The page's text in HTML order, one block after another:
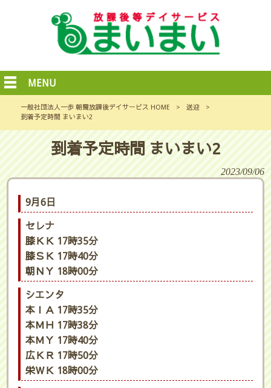
MENU
一般社団法人一歩 朝霞放課後デイサービス HOME > 送迎
>
到着予定時間 まいまい2
到着予定時間 まいまい2
2023/09/06
9月6日
セレナ
膝ＫＫ 17時35分
膝ＳＫ 17時40分
朝ＮＹ 18時00分
シエンタ
本ＩＡ 17時35分
本ＭＨ 17時38分
本ＭＹ 17時40分
広ＫＲ 17時50分
栄ＷＫ 18時00分